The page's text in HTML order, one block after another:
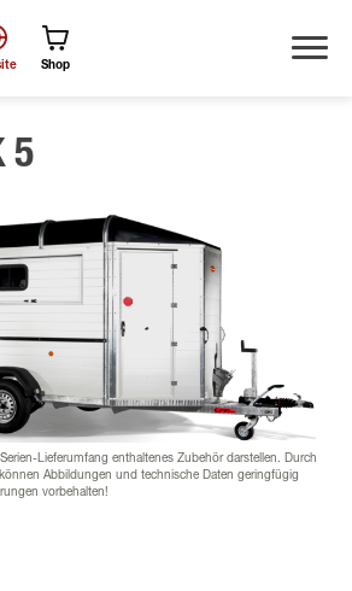
Shop
5
Lieferumfang enthaltenes Zubehör darstellen. Durch
Abbildungen und technische Daten geringfügig
vorbehalten!